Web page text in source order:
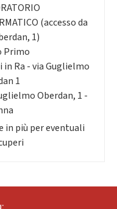
(accesso da
1)
Primo
in Ra - via Guglielmo
1
Oberdan, 1 -
in più per eventuali